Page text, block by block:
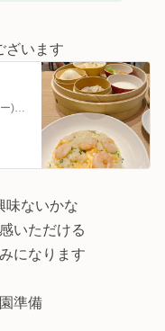
ざいます
力尽きた夜…鼎泰豊でお子様ランチ(ディナー)豪華でしたお子様ランチは何故か大体手作り感がなくて注文しないのですが鼎泰豊は大人メニューと変わらない感じで非日常…
味ないかな
いただける
になります
準備